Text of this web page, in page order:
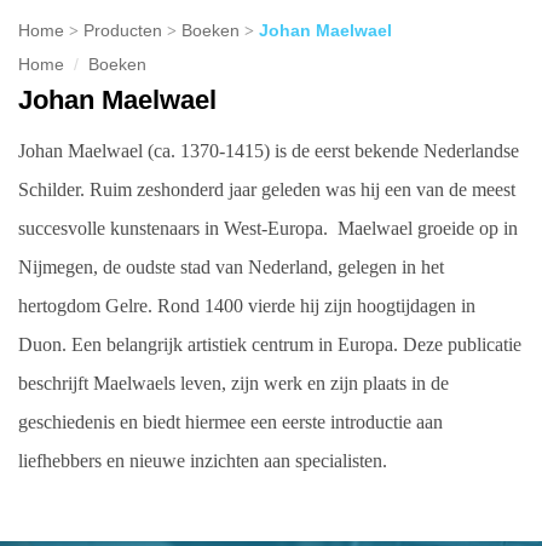
Home > Producten > Boeken > Johan Maelwael
Home
/ Boeken
Johan Maelwael
Johan Maelwael (ca. 1370-1415) is de eerst bekende Nederlandse
Schilder. Ruim zeshonderd jaar geleden was hij een van de meest
succesvolle kunstenaars in West-Europa. Maelwael groeide op in
Nijmegen, de oudste stad van Nederland, gelegen in het
hertogdom Gelre. Rond 1400 vierde hij zijn hoogtijdagen in
Duon. Een belangrijk artistiek centrum in Europa. Deze publicatie
beschrijft Maelwaels leven, zijn werk en zijn plaats in de
geschiedenis en biedt hiermee een eerste introductie aan
liefhebbers en nieuwe inzichten aan specialisten.